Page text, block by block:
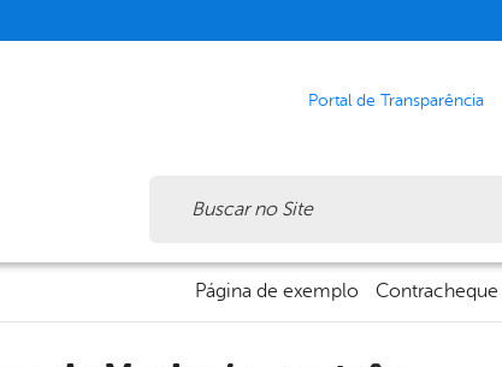
Portal de Transparência
Página de exemplo